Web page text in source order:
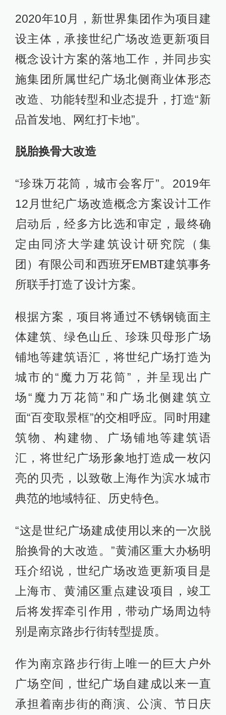
2020年10月，新世界集团作为项目建
设主体，承接世纪广场改造更新项目
概念设计方案的落地工作，并同步实
施集团所属世纪广场北侧商业体形态
改造、功能转型和业态提升，打造“新
品首发地、网红打卡地”。
脱胎换骨大改造
“珍珠万花筒，城市会客厅”。2019年
12月世纪广场改造概念方案设计工作
启动后，经多方比选和审定，最终确
定由同济大学建筑设计研究院（集
团）有限公司和西班牙EMBT建筑事务
所联手打造了设计方案。
根据方案，项目将通过不锈钢镜面主
体建筑、绿色山丘、珍珠贝母形广场
铺地等建筑语汇，将世纪广场打造为
城市的“魔力万花筒”，并呈现出广
场“魔力万花筒”和广场北侧建筑立
面“百变取景框”的交相呼应。同时用建
筑物、构建物、广场铺地等建筑语
汇，将世纪广场形象地打造成一枚闪
亮的贝壳，以致敬上海作为滨水城市
典范的地域特征、历史特色。
“这是世纪广场建成使用以来的一次脱
胎换骨的大改造。”黄浦区重大办杨明
珏介绍说，世纪广场改造更新项目是
上海市、黄浦区重点建设项目，竣工
后将发挥牵引作用，带动广场周边特
别是南京路步行街转型提质。
作为南京路步行街上唯一的巨大户外
广场空间，世纪广场自建成以来一直
承担着南步街的商演、公演、节日庆